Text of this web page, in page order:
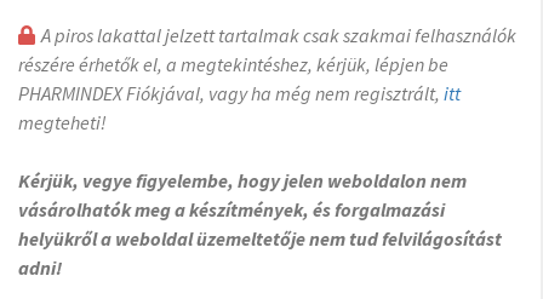
A piros lakattal jelzett tartalmak csak szakmai felhasználók
részére érhetők el, a megtekintéshez, kérjük, lépjen be
PHARMINDEX Fiókjával, vagy ha még nem regisztrált, itt
megteheti!
Kérjük, vegye figyelembe, hogy jelen weboldalon nem
vásárolhatók meg a készítmények, és forgalmazási
helyükről a weboldal üzemeltetője nem tud felvilágosítást
adni!